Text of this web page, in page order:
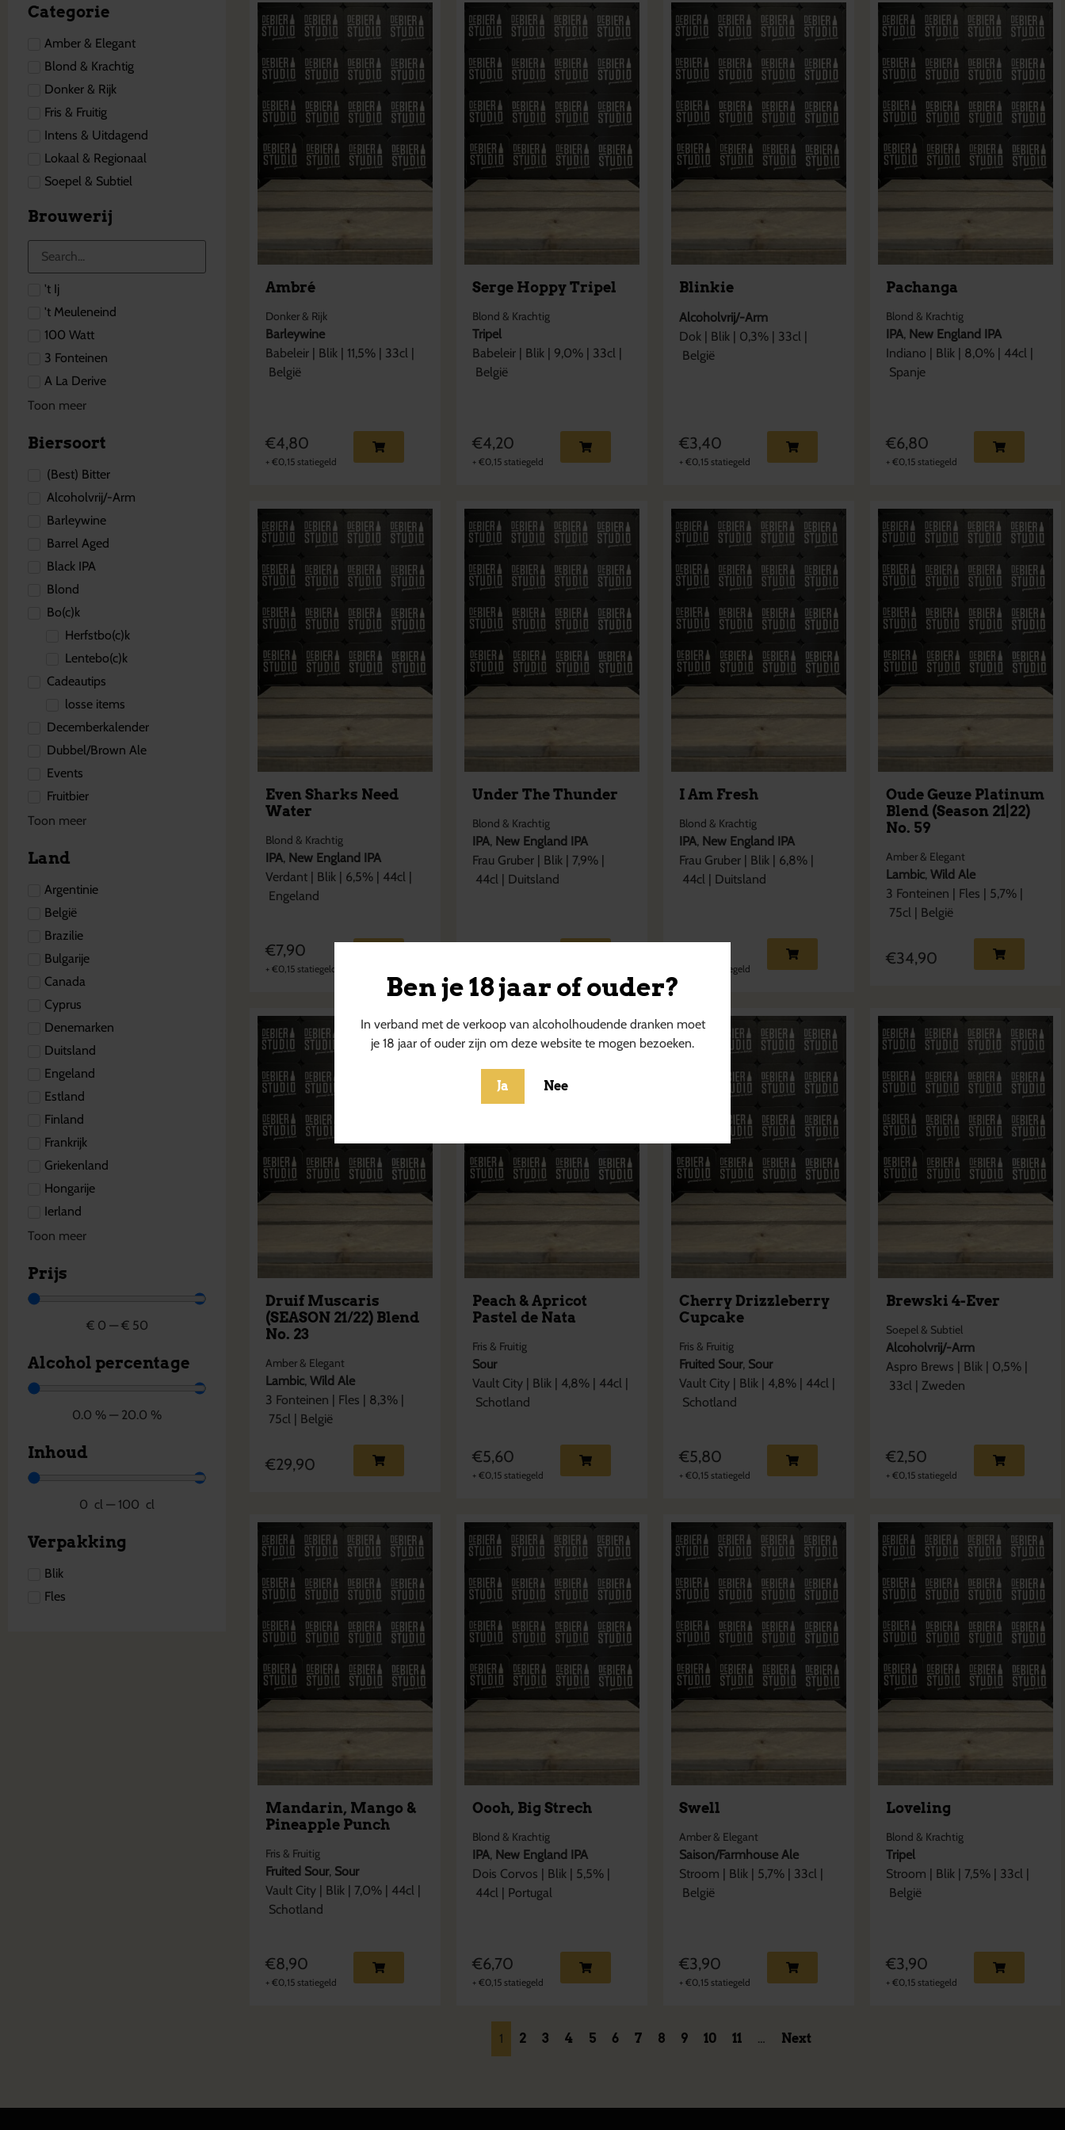
Ben je 18 jaar of ouder?
In verband met de verkoop van alcoholhoudende dranken moet
je 18 jaar of ouder zijn om deze website te mogen bezoeken.
Ja Nee
Categorie
Amber & Elegant
Blond & Krachtig
Donker & Rijk
Fris & Fruitig
Intens & Uitdagend
Lokaal & Regionaal
Soepel & Subtiel
Brouwerij
't Ij
't Meuleneind
100 Watt
3 Fonteinen
A La Derive
Toon meer
Biersoort
(Best) Bitter
Alcoholvrij/-Arm
Barleywine
Barrel Aged
Black IPA
Blond
Bo(c)k
Herfstbo(c)k
Lentebo(c)k
Cadeautips
losse items
Decemberkalender
Dubbel/Brown Ale
Events
Fruitbier
Toon meer
Land
Argentinie
België
Brazilie
Bulgarije
Canada
Cyprus
Denemarken
Duitsland
Engeland
Estland
Finland
Frankrijk
Griekenland
Hongarije
Ierland
Toon meer
Prijs
€ 0 — € 50
Alcohol percentage
0.0 % — 20.0 %
Inhoud
0 cl — 100 cl
Verpakking
Blik
Fles
Ambré
Donker & Rijk
Barleywine
Babeleir
Blik 11,5% | 33cl
België
€4,80
+€0,15 statiegeld
Serge Hoppy Tripel
Blond & Krachtig
Tripel
Babeleir
Blik 9,0% | 33cl
België
€4,20
+€0,15 statiegeld
Blinkie
Alcoholvrij/-Arm
Dok
Blik 0,3% | 33cl
België
€3,40
+€0,15 statiegeld
Pachanga
Blond & Krachtig
IPA, New England IPA
Indiano
Blik 8,0% | 44cl
Spanje
€6,80
+€0,15 statiegeld
Even Sharks Need
Water
Blond & Krachtig
IPA, New England IPA
Verdant | Blik | 6,5% | 44cl |
Engeland
€7,90
+€0,15 statiegeld
Under The Thunder
Blond & Krachtig
IPA, New England IPA
Frau Gruber | Blik | 7,9% |
44cl | Duitsland
I Am Fresh
Blond & Krachtig
IPA, New England IPA
Frau Gruber | Blik | 6,8% |
44cl | Duitsland
statiegeld
Oude Geuze Platinum
Blend (Season 21|22)
No. 59
Amber & Elegant
Lambic, Wild Ale
3 Fonteinen | Fles | 5,7% |
75cl | België
€34,90
Druif Muscaris
(SEASON 21/22) Blend
No. 23
Amber & Elegant
Lambic, Wild Ale
3 Fonteinen
Fles 8,3% |
75cl
België
€29,90
Peach & Apricot
Pastel de Nata
Fris & Fruitig
Sour
Vault City
Blik 4,8% | 44cl
Schotland
€5,60
+€0,15 statiegeld
Cherry Drizzleberry
Cupcake
Fris & Fruitig
Fruited Sour, Sour
Vault City
Blik 4,8% | 44cl
Schotland
€5,80
+€0,15 statiegeld
Brewski 4-Ever
Soepel & Subtiel
Alcoholvrij/-Arm
Aspro Brews
Blik 0,5% |
33cl
Zweden
€2,50
+€0,15 statiegeld
Mandarin, Mango &
Pineapple Punch
Fris & Fruitig
Fruited Sour, Sour
Vault City | Blik | 7,0% | 44cl |
Schotland
€8,90
+€0,15 statiegeld
Oooh, Big Strech
Blond & Krachtig
IPA, New England IPA
Dois Corvos | Blik | 5,5% |
44cl | Portugal
€6,70
+€0,15 statiegeld
Swell
Amber & Elegant
Saison/Farmhouse Ale
Stroom | Blik | 5,7% | 33cl |
België
€3,90
+€0,15 statiegeld
Loveling
Blond & Krachtig
Tripel
Stroom | Blik | 7,5% | 33cl |
België
€3,90
+€0,15 statiegeld
1 2 3 4 5 6 7 8 9 10 11 … Next